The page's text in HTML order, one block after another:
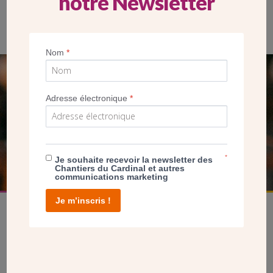
SEUL VOTRE DON
NOUS PERMET D’AGIR
FAIRE UN DON
Nom*
Adresse électronique*
Je souhaite recevoir la newsletter des
Chantiers du Cardinal et autres
communications marketing
*
Je m’inscris !